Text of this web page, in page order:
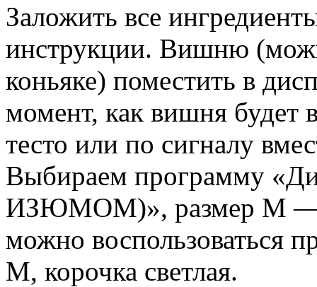
Заложить все
инструкции. Вишню
коньяке) поместить в
момент, как вишня будет
тесто или по сигналу
Выбираем программу
ИЗЮМОМ)», размер М —
можно воспользоваться
М, корочка светлая.